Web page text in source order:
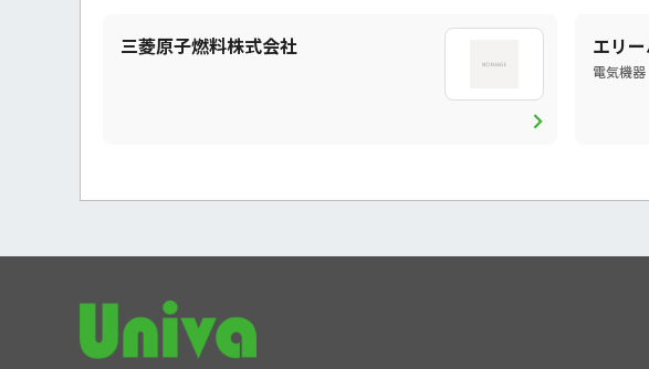
三菱原子燃料株式会社
chevron_right
エリ
電気機器